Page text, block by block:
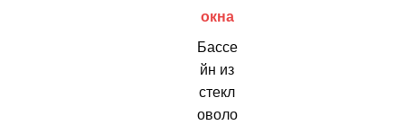
Бассе
йн из
стекл
оволо